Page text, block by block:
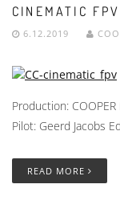
CINEMATIC
6.12.2019
Production:
Pilot: Geerd Jacobs
READ MORE